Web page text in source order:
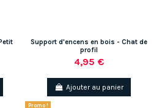
Support d'encens en bois - Chat de
profil
4,95 €
Ajouter au panier
Promo !